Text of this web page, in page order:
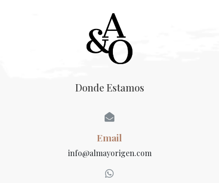
Donde Estamos
Email
info@almayorigen.com